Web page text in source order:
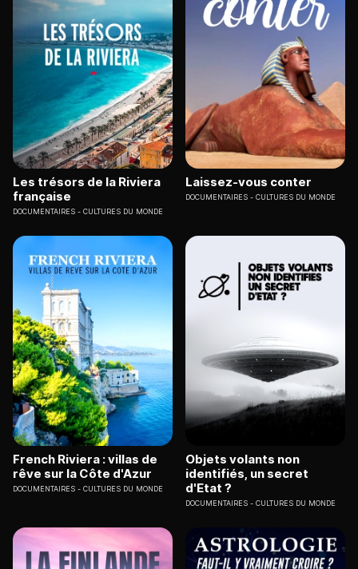
Les trésors de la Riviera
française
DOCUMENTAIRES CULTURES DU MONDE
Laissez-vous conter
DOCUMENTAIRES CULTURES DU MONDE
French Riviera : villas de
rêve sur la Côte d'Azur
DOCUMENTAIRES CULTURES DU MONDE
Objets volants non
identifiés, un secret
d'Etat ?
DOCUMENTAIRES CULTURES DU MONDE